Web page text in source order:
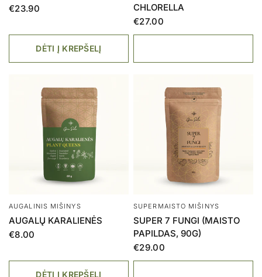
€23.90
DĖTI Į KREPŠELĮ
CHLORELLA
€27.00
AUGALINIS MIŠINYS
AUGALŲ KARALIENĖS
€8.00
DĖTI Į KREPŠELĮ
SUPERMAISTO MIŠINYS
SUPER 7 FUNGI (MAISTO
PAPILDAS, 90G)
€29.00